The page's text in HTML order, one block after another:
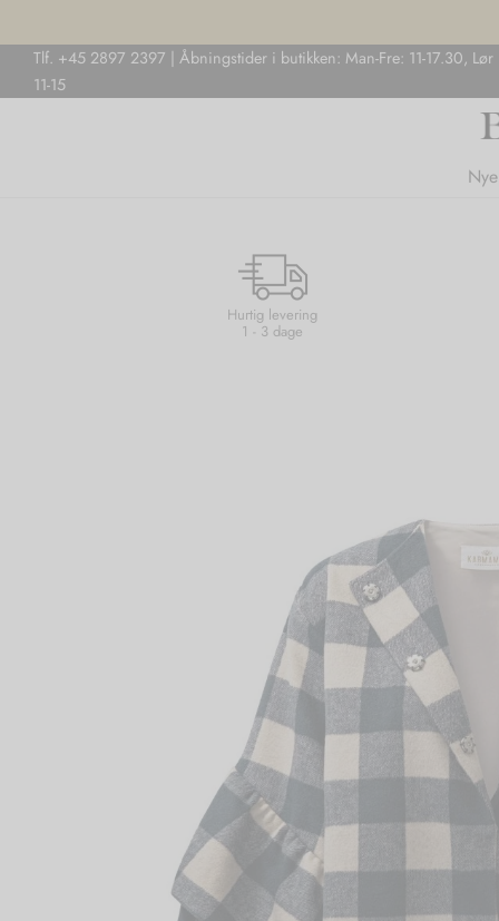
Tlf. +45 2897 2397 | Åbningstider i butikken: Man-Fre: 11-17.30, Lør
11-15
Hurtig levering
1 - 3 dage